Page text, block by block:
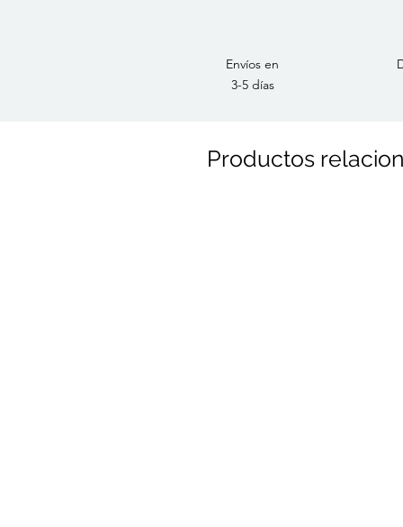
Envíos en
3-5 días
Productos